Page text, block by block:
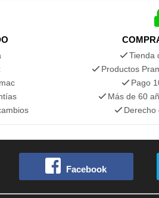
Tienda
Productos
Pago
Más de 60
Derecho
Facebook